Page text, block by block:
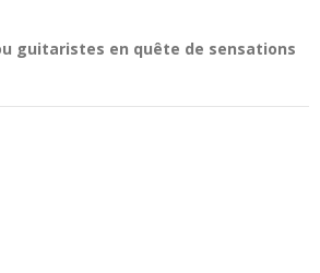
guitaristes en quête de sensations